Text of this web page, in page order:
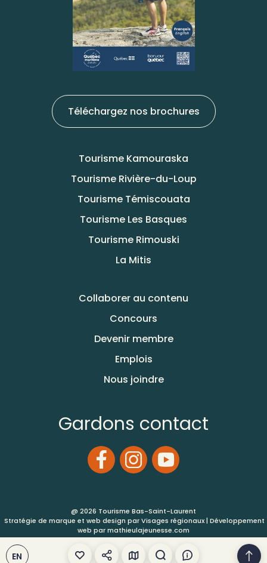
EN
Téléchargez nos brochures
Tourisme Kamouraska
Tourisme Rivière-du-Loup
Tourisme Témiscouata
Tourisme Les Basques
Tourisme Rimouski
La Mitis
Collaborer au contenu
Concours
Devenir membre
Emplois
Nous joindre
Gardons contact
@ 2026 Tourisme Bas-Saint-Laurent
Stratégie de marque et web design parVisages régionaux| Développement
web parmathieulajeunesse.com
Conditions d’utilisation